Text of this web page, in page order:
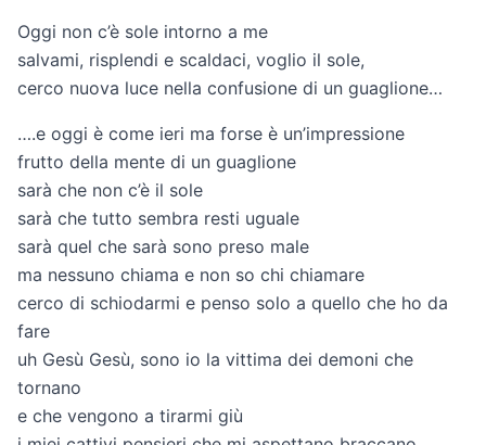
Oggi non c’è sole intorno a me
salvami, risplendi e scaldaci, voglio il sole,
cerco nuova luce nella confusione di un guaglione…
….e oggi è come ieri ma forse è un’impressione
frutto della mente di un guaglione
sarà che non c’è il sole
sarà che tutto sembra resti uguale
sarà quel che sarà sono preso male
ma nessuno chiama e non so chi chiamare
cerco di schiodarmi e penso solo a quello che ho da
fare
uh Gesù Gesù, sono io la vittima dei demoni che
tornano
e che vengono a tirarmi giù